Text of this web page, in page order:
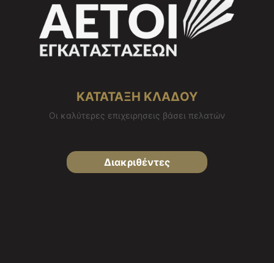
ΚΑΤΑΤΑΞΗ ΚΛΑΔΟΥ
Οι καλύτερες επιχειρησεις βάσει πελατών
Διακριθέντες